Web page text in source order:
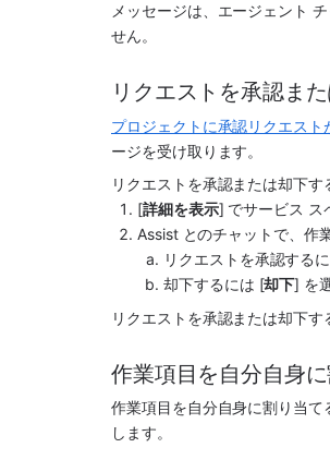
メッセージは、 エージェント
せん。
リクエストを承認ま
プロジェクトに承認リクエスト
ージを受け取ります。
リクエストを承認または却下す
[詳細を表示] でサービス ス
Assist とのチャットで、作
リクエストを承認する
却下するには [却下] を
リクエストを承認または却下
作業項目を自分自身
作業項目を自分自身に割り当て
します。